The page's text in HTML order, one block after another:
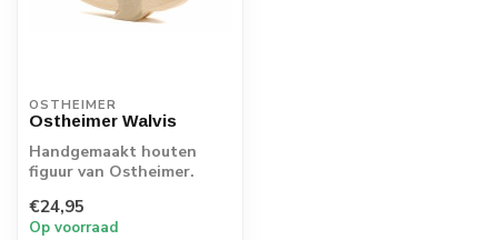
OSTHEIMER
Ostheimer Walvis
Handgemaakt houten
figuur van Ostheimer.
€24,95
Op voorraad